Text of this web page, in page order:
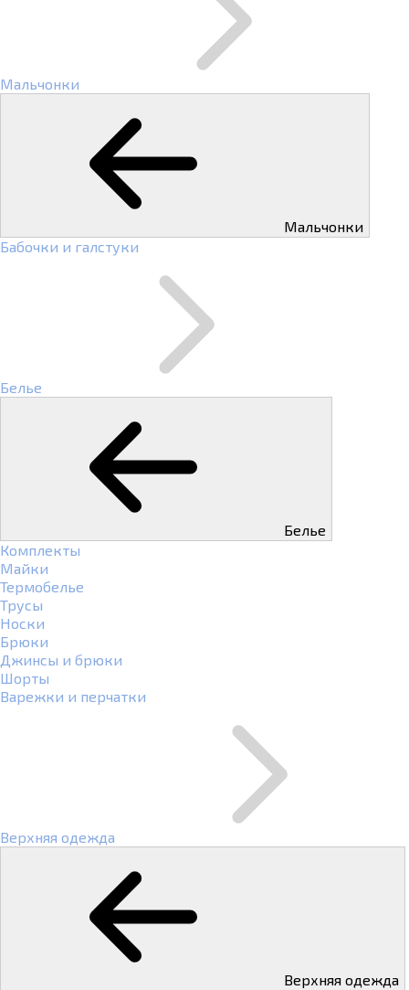
Мальчонки
Мальчонки
Бабочки и галстуки
Белье
Белье
Комплекты
Майки
Термобелье
Трусы
Носки
Брюки
Джинсы и брюки
Шорты
Варежки и перчатки
Верхняя одежда
Верхняя одежда